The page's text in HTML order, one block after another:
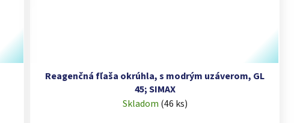
Reagenčná fľaša okrúhla, s modrým uzáverom, GL
45; SIMAX
Skladom (46 ks)